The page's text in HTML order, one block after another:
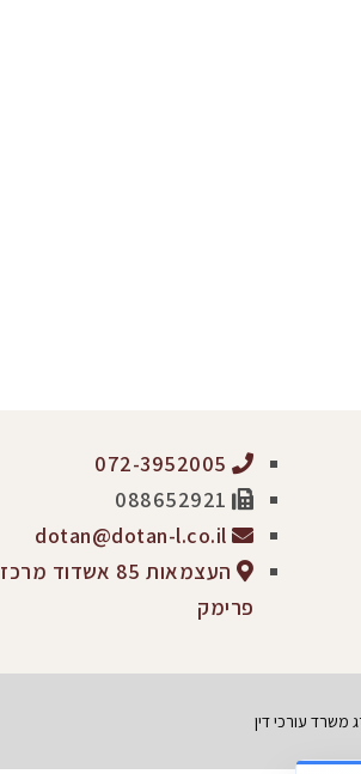
העצמאות 85 אשדוד מרכז
פרימק